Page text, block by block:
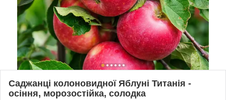
Саджанці колоновидної Яблуні Титанія -
осіння, морозостійка, солодка